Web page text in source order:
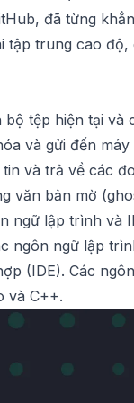
đã từng
tập trung cao
tệp hiện tại và
và gửi đến
và trả về các
văn bản mờ
ngữ lập trình và
ngôn ngữ lập
(IDE). Các
và C++.